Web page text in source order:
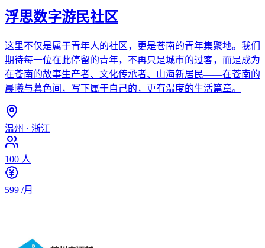
浮思数字游民社区
这里不仅是属于青年人的社区，更是苍南的青年集聚地。我们
期待每一位在此停留的青年，不再只是城市的过客，而是成为
在苍南的故事生产者、文化传承者、山海新居民——在苍南的
晨曦与暮色间，写下属于自己的，更有温度的生活篇章。
温州 · 浙江
100 人
599 /月